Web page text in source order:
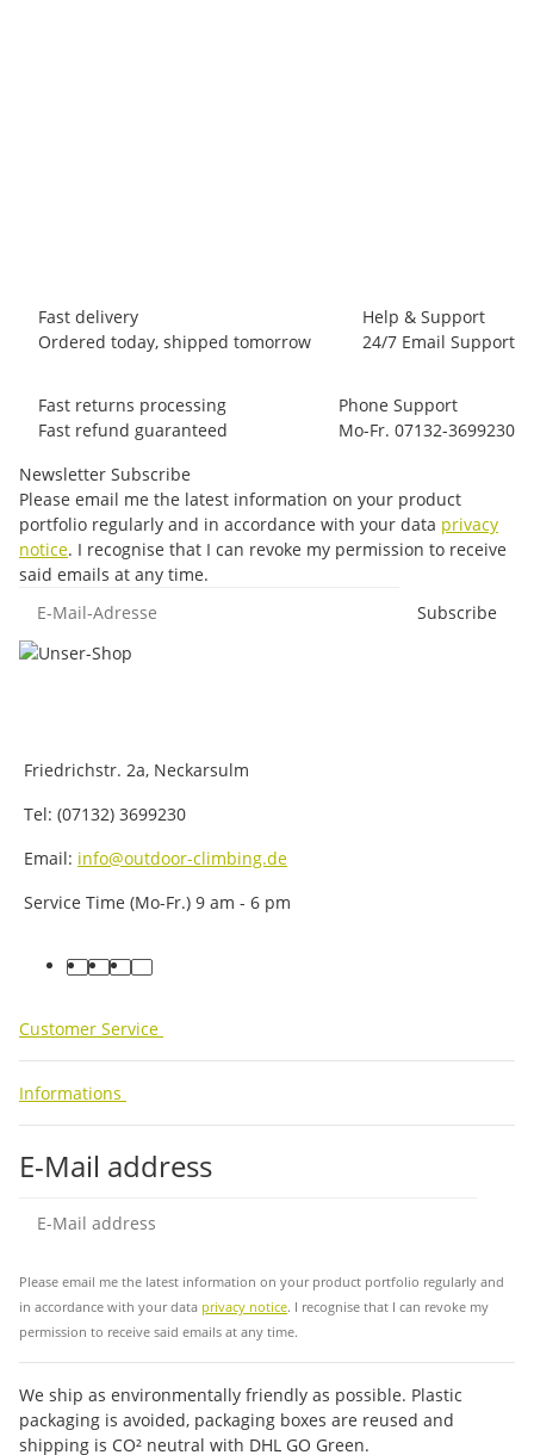
Fast delivery
Ordered today, shipped tomorrow
Help & Support
24/7 Email Support
Fast returns processing
Fast refund guaranteed
Phone Support
Mo-Fr. 07132-3699230
Newsletter Subscribe
Please email me the latest information on your product
portfolio regularly and in accordance with your data privacy
notice. I recognise that I can revoke my permission to receive
said emails at any time.
Subscribe
Friedrichstr. 2a, Neckarsulm
Tel: (07132) 3699230
Email: info@outdoor-climbing.de
Service Time (Mo-Fr.) 9 am - 6 pm
facebook
youtube
instagram
tiktok
Customer Service
Informations
E-Mail address
Please email me the latest information on your product portfolio regularly and
in accordance with your data privacy notice. I recognise that I can revoke my
permission to receive said emails at any time.
We ship as environmentally friendly as possible. Plastic
packaging is avoided, packaging boxes are reused and
shipping is CO² neutral with DHL GO Green.